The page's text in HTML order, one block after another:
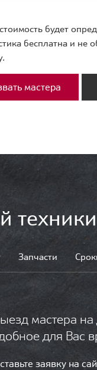
будет
бесплатна и не
мастера
Запчасти
мастера на
для Вас
заявку на